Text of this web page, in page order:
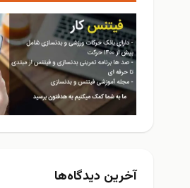
دیدگاه‌ها